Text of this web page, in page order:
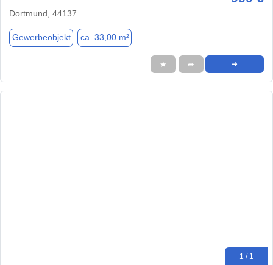
Dortmund, 44137
Gewerbeobjekt ca. 33,00 m²
★ ➦ ➜
1 / 1